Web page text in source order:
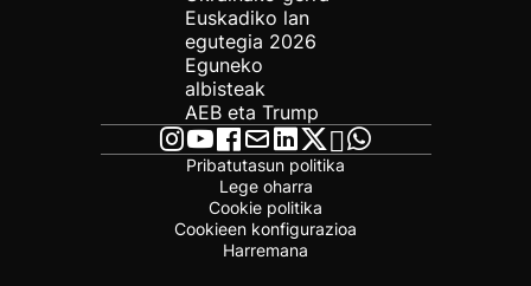
Euskadiko lan
egutegia 2026
Eguneko
albisteak
AEB eta Trump
Pribatutasun politika
Lege oharra
Cookie politika
Cookieen konfigurazioa
Harremana